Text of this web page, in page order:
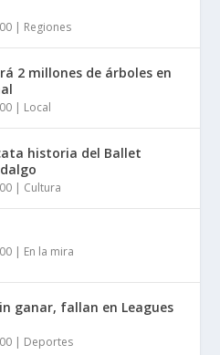
| Regiones
2 millones de árboles en
| Local
historia del Ballet
| Cultura
| En la mira
ganar, fallan en Leagues
| Deportes